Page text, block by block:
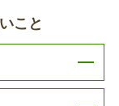
戻になるお
出くださ
されてい
い方は、改
出（後期
こと